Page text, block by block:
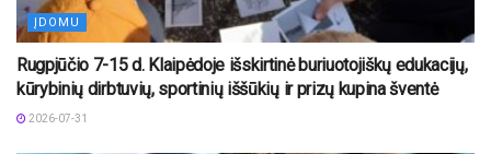
ĮDOMU
Rugpjūčio 7-15 d. Klaipėdoje išskirtinė buriuotojiškų edukacijų,
kūrybinių dirbtuvių, sportinių iššūkių ir prizų kupina šventė
2026-07-31